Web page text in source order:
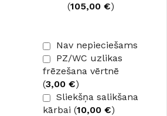
(105,00 €)
Nav nepieciešams
PZ/WC uzlikas
frēzešana vērtnē
(3,00 €)
Sliekšņa salikšana
kārbai (10,00 €)